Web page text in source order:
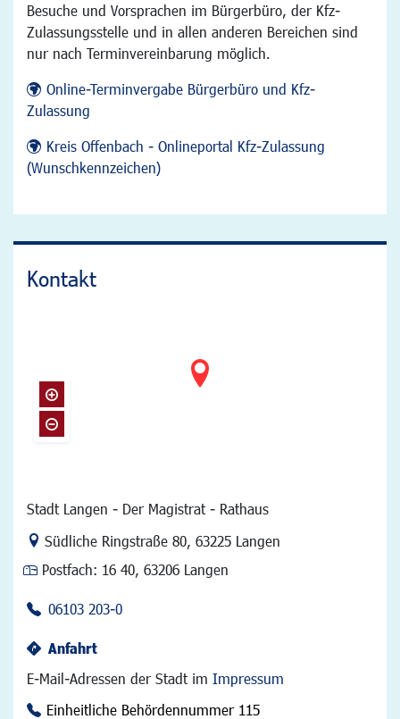
Besuche und Vorsprachen im Bürgerbüro, der Kfz-
Zulassungsstelle und in allen anderen Bereichen sind
nur nach Terminvereinbarung möglich.
Online-Terminvergabe Bürgerbüro und Kfz-
Zulassung
Kreis Offenbach - Onlineportal Kfz-Zulassung
(Wunschkennzeichen)
Kontakt
Stadt Langen - Der Magistrat - Rathaus
Link zur Google-Maps Navigation
Südliche Ringstraße 80, 63225 Langen
Postfach: 16 40, 63206 Langen
06103 203-0
Anfahrt
E-Mail-Adressen der Stadt im Impressum
Einheitliche Behördennummer 115